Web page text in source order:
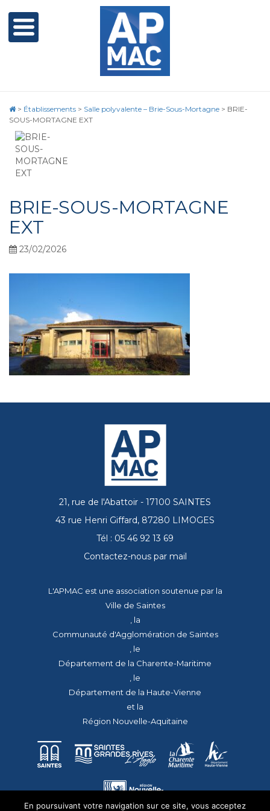
> Établissements > Salle polyvalente – Brie-Sous-Mortagne > BRIE-
SOUS-MORTAGNE EXT
BRIE-SOUS-MORTAGNE
EXT
23/02/2026
21, rue de l'Abattoir - 17100 SAINTES
43 rue Henri Giffard, 87280 LIMOGES
Tél : 05 46 92 13 69
Contactez-nous par mail
L'APMAC est une association soutenue par la
Ville de Saintes
, la
Communauté d'Agglomération de Saintes
, le
Département de la Charente-Maritime
, le
Département de la Haute-Vienne
et la
Région Nouvelle-Aquitaine
En poursuivant votre navigation sur ce site, vous acceptez